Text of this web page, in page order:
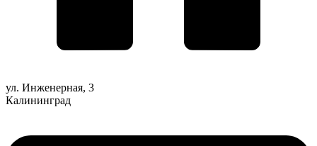
ул. Инженерная, 3
Калининград